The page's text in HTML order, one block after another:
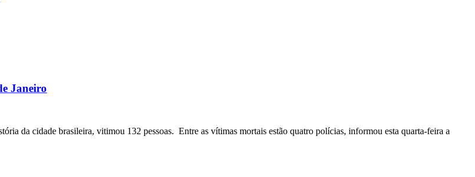
Janeiro
da cidade brasileira, vitimou 132 pessoas. Entre as vítimas mortais estão quatro polícias, informou esta quarta-feira a